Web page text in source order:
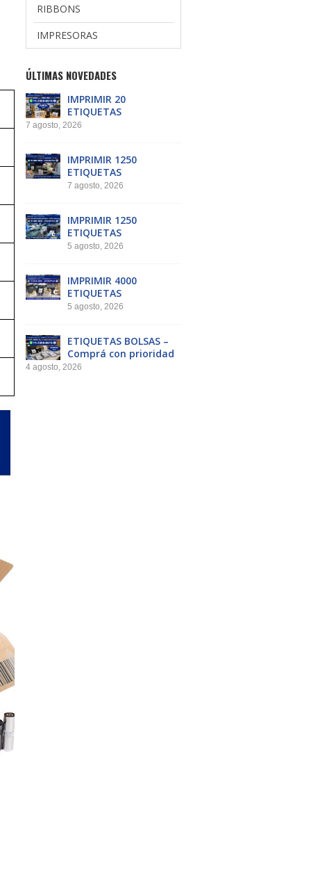
RIBBONS
IMPRESORAS
ÚLTIMAS NOVEDADES
IMPRIMIR 20
ETIQUETAS
7 agosto, 2026
IMPRIMIR 1250
ETIQUETAS
7 agosto, 2026
IMPRIMIR 1250
ETIQUETAS
5 agosto, 2026
IMPRIMIR 4000
ETIQUETAS
5 agosto, 2026
ETIQUETAS BOLSAS –
Comprá con prioridad
4 agosto, 2026